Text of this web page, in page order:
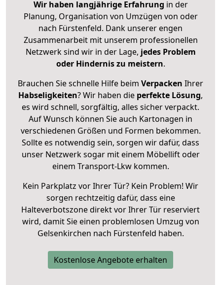
Wir haben langjährige Erfahrung in der
Planung, Organisation von Umzügen von oder
nach Fürstenfeld. Dank unserer engen
Zusammenarbeit mit unserem professionellen
Netzwerk sind wir in der Lage, jedes Problem
oder Hindernis zu meistern.
Brauchen Sie schnelle Hilfe beim Verpacken Ihrer
Habseligkeiten? Wir haben die perfekte Lösung,
es wird schnell, sorgfältig, alles sicher verpackt.
Auf Wunsch können Sie auch Kartonagen in
verschiedenen Größen und Formen bekommen.
Sollte es notwendig sein, sorgen wir dafür, dass
unser Netzwerk sogar mit einem Möbellift oder
einem Transport-Lkw kommen.
Kein Parkplatz vor Ihrer Tür? Kein Problem! Wir
sorgen rechtzeitig dafür, dass eine
Halteverbotszone direkt vor Ihrer Tür reserviert
wird, damit Sie einen problemlosen Umzug von
Gelsenkirchen nach Fürstenfeld haben.
Kostenlose Angebote erhalten